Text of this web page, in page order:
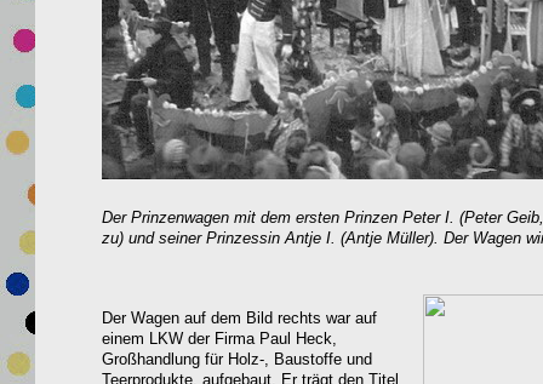
Der Prinzenwagen mit dem ersten Prinzen Peter I. (Peter
zu) und seiner Prinzessin Antje I. (Antje Müller). Der Wagen
Der Wagen auf dem Bild rechts war auf
einem LKW der Firma Paul Heck,
Großhandlung für Holz-, Baustoffe und
Teerprodukte, aufgebaut. Er trägt den Titel